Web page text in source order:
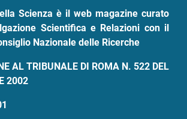
Scienza è il web magazine curato
Scientifica e Relazioni con il
Nazionale delle Ricerche
AL TRIBUNALE DI ROMA N. 522 DEL
2002